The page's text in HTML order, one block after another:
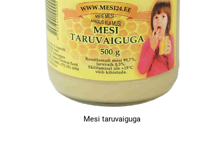
Mesi taruvaiguga